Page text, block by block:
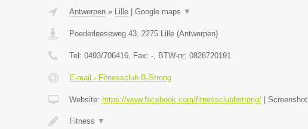
Antwerpen» Lille| Google maps ▼
Poederleeseweg 43, 2275 Lille(Antwerpen)
Tel: 0493/706416, Fax: -, BTW-nr: 0828720191
E-mail › Fitnessclub B-Strong
Website: https://www.facebook.com/fitnessclubbstrong/| Screenshot
Fitness ▼